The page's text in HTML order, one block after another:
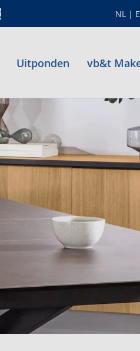
NL |
Uitponden vb&t